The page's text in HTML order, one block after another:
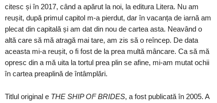
citesc și în 2017, când a apărut la noi, la editura Litera. Nu am
reușit, după primul capitol m-a pierdut, dar în vacanța de iarnă am
plecat din capitală și am dat din nou de cartea asta. Neavând o
altă care să mă atragă mai tare, am zis să o reîncep. De data
aceasta mi-a reușit, o fi fost de la prea multă mâncare. Ca să mă
opresc din a mă uita la tortul prea plin se afine, mi-am mutat ochii
în cartea preaplină de întâmplări.
Titlul original e THE SHIP OF BRIDES, a fost publicată în 2005. A